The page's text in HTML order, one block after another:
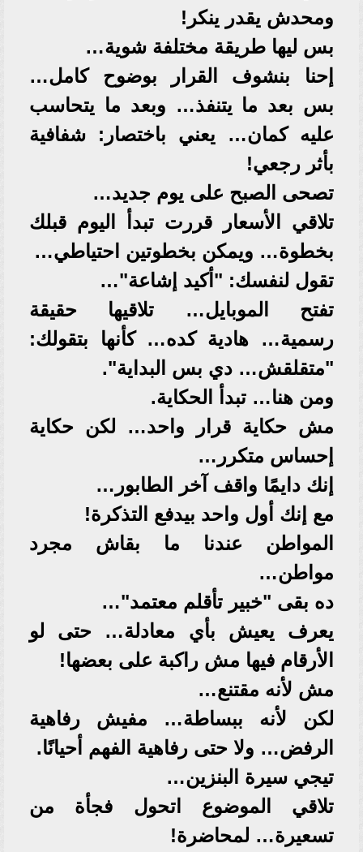
ومحدش يقدر ينكر!
بس ليها طريقة مختلفة شوية…
إحنا بنشوف القرار بوضوح كامل…
بس بعد ما يتنفذ… وبعد ما يتحاسب
عليه كمان… يعني باختصار: شفافية
بأثر رجعي!
تصحى الصبح على يوم جديد…
تلاقي الأسعار قررت تبدأ اليوم قبلك
بخطوة… ويمكن بخطوتين احتياطي…
تقول لنفسك: "أكيد إشاعة"…
تفتح الموبايل… تلاقيها حقيقة
رسمية… هادية كده… كأنها بتقولك:
"متقلقش… دي بس البداية".
ومن هنا… تبدأ الحكاية.
مش حكاية قرار واحد… لكن حكاية
إحساس متكرر…
إنك دايمًا واقف آخر الطابور…
مع إنك أول واحد بيدفع التذكرة!
المواطن عندنا ما بقاش مجرد
مواطن…
ده بقى "خبير تأقلم معتمد"…
يعرف يعيش بأي معادلة… حتى لو
الأرقام فيها مش راكبة على بعضها!
مش لأنه مقتنع…
لكن لأنه ببساطة… مفيش رفاهية
الرفض… ولا حتى رفاهية الفهم أحيانًا.
تيجي سيرة البنزين…
تلاقي الموضوع اتحول فجأة من
تسعيرة… لمحاضرة!